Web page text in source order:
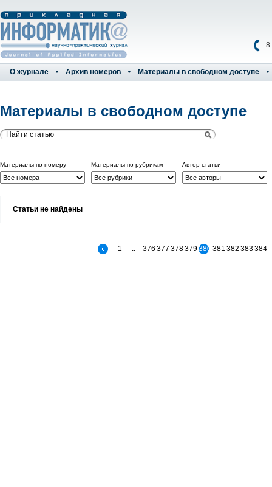
8
О журнале Архив номеров Материалы в свободном доступе
Материалы в свободном доступе
Материалы по номеру Материалы по рубрикам Автор статьи
Статьи не найдены
1 376 377 378379380 381 382 383384